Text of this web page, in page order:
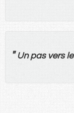
" Un pas vers le